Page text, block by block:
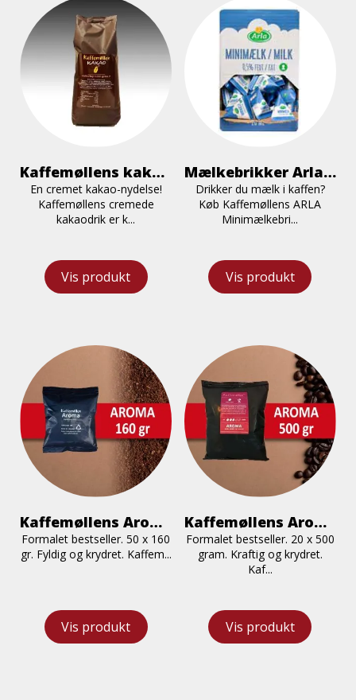
Kaffemøllens kakao 10 x 1 kg
En cremet kakao-nydelse!
Kaffemøllens cremede
kakaodrik er k...
Vis produkt
Mælkebrikker Arla 20 ml 100 stk
Drikker du mælk i kaffen?
Køb Kaffemøllens ARLA
Minimælkebri...
Vis produkt
Kaffemøllens Aroma Formalet 160 gr.
Formalet bestseller. 50 x 160
gr. Fyldig og krydret. Kaffem...
Vis produkt
Kaffemøllens Aroma Formalet 500 gr.
Formalet bestseller. 20 x 500
gram. Kraftig og krydret.
Kaf...
Vis produkt